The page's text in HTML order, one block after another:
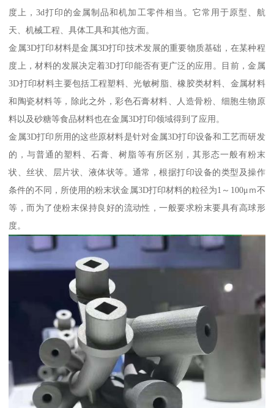
度上，3d打印的金属制品和机加工零件相当。它常用于原型、航
天、机械工程、具体工具和其他方面。
金属3D打印材料是金属3D打印技术发展的重要物质基础，在某种程
度上，材料的发展决定着3D打印能否有更广泛的应用。目前，金属
3D打印材料主要包括工程塑料、光敏树脂、橡胶类材料、金属材料
和陶瓷材料等，除此之外，彩色石膏材料、人造骨粉、细胞生物原
料以及砂糖等食品材料也在金属3D打印领域得到了应用。
金属3D打印所用的这些原材料是针对金属3D打印设备和工艺而研发
的，与普通的塑料、石膏、树脂等有所区别，其形态一般有粉末
状、丝状、层片状、液体状等。通常，根据打印设备的类型及操作
条件的不同，所使用的粉末状金属3D打印材料的粒径为1～100μｍ不
等，而为了使粉末保持良好的流动性，一般要求粉末要具有高球形
度。